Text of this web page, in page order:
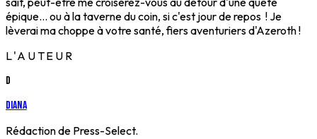
épique... ou à la taverne du coin, si c'est jour de repos ! Je
lèverai ma choppe à votre santé, fiers aventuriers d'Azeroth !
L'AUTEUR
D
Diana
Rédaction de Press-Select.